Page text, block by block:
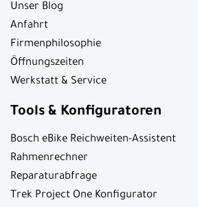
Unser Blog
Anfahrt
Firmenphilosophie
Öffnungszeiten
Werkstatt & Service
Tools & Konfiguratoren
Bosch eBike Reichweiten-Assistent
Rahmenrechner
Reparaturabfrage
Trek Project One Konfigurator